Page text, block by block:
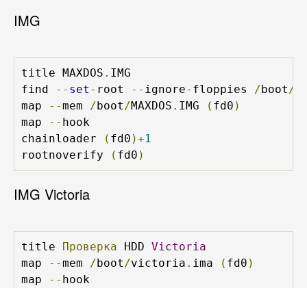
IMG
title MAXDOS . IMG
find
-- set - root -- ignore- floppies /boot /
map
--mem /boot /MAXDOS . IMG ( fd0 )
map
-- hook
chainloader
( fd0 )+1
rootnoverify
( fd0 )
IMG Victoria
title Проверка HDD Victoria
map
--mem /boot /victoria . ima ( fd0 )
map
-- hook